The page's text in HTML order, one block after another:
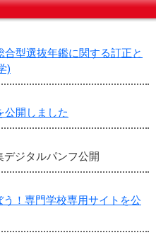
型選抜年鑑に関する訂正と
)
公開しました
ジタルパンフ公開
！専門学校専用サイトを公